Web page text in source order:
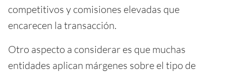
competitivos y comisiones elevadas que
encarecen la transacción.
Otro aspecto a considerar es que muchas
entidades aplican márgenes sobre el tipo de